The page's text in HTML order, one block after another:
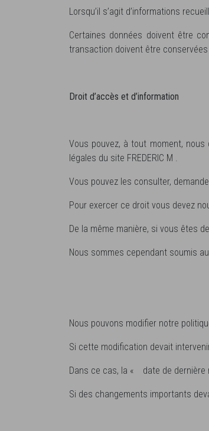
Lorsqu’il s’agit d’informations
Certaines données doivent être
transaction doivent être
Droit d’accès et d’information
Vous pouvez, à tout moment,
légales du site FREDERIC M .
Vous pouvez les consulter,
Pour exercer ce droit vous devez
De la même manière, si vous êtes
Nous sommes cependant soumis
Nous pouvons modifier notre
Si cette modification devait
Dans ce cas, la « date de
Si des changements importants